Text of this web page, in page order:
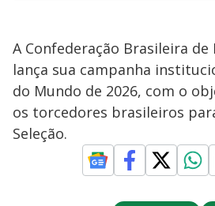
A Confederação Brasileira de
lança sua campanha
do Mundo de 2026, com o
os torcedores brasileiros
Seleção.